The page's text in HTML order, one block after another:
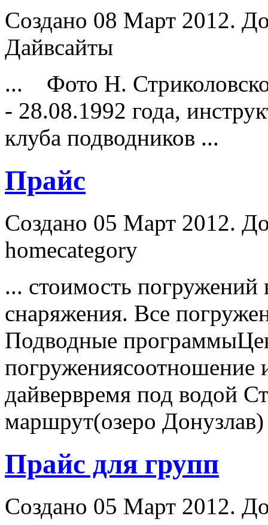
Создано 08 Март 2012.
Дайвсайты
... Фото Н.
- 28.08.1992 года,
клуба подводников ...
Прайс
Создано 05 Март 2012.
homecategory
... стоимость погружений
снаряжения. Все
Подводные
погружениясоотношение
дайвервремя под водой
маршрут(озеро
Прайс для групп
Создано 05 Март 2012.